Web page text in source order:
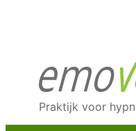
Praktijk voor